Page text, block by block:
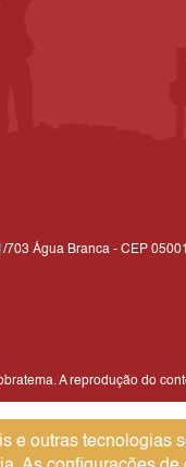
703 Água Branca - CEP
A reprodução do
e outras tecnologias